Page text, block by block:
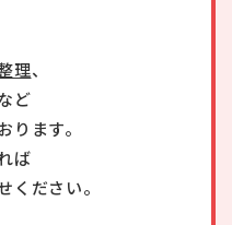
理、
ど
ます。
ば
ください。